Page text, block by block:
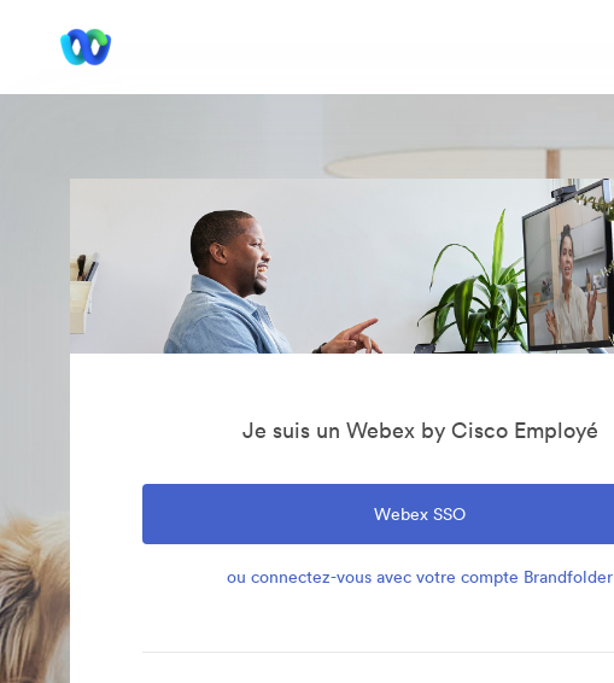
Je suis un Webex by Cisco Employé
Webex SSO
ou connectez-vous avec votre compte Brandfolder